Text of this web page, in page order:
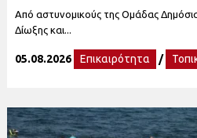
Από αστυνομικούς της Ομάδας
Δίωξης και...
05.08.2026 Επικαιρότητα /